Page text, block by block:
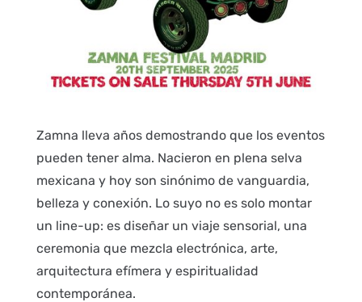
Zamna lleva años demostrando que los eventos
pueden tener alma. Nacieron en plena selva
mexicana y hoy son sinónimo de vanguardia,
belleza y conexión. Lo suyo no es solo montar
un line-up: es diseñar un viaje sensorial, una
ceremonia que mezcla electrónica, arte,
arquitectura efímera y espiritualidad
contemporánea.